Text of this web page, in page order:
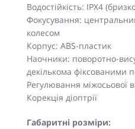
Водостійкість: IPX4
Фокусування:
колесом
Корпус: ABS-пластик
Наочники: поворотно-
декількома фіксованими
Регулювання міжосьової
Корекція діоптрії
Габаритні розміри: